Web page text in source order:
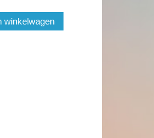
winkelwagen